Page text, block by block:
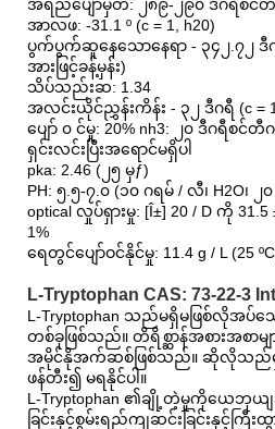
အရည်ပျော်မှတ်: ၂၈၉-၂၉၀ ဒီဂရီစင်
အာလဖ: -31.1 º (c = 1, h20)
ပွက်ပွက်ဆူနေသောနေရာ - ၃၄၂.၇၂
အားဖြင့်ခန့်မှန်း)
သိပ်သည်းဆ: 1.34
အလင်းယိုင်ညွှန်းကိန်း - ၃၂ ဒီဂရီ (c =
ပျော် ၀ င်မှု: 20% nh3: ၂၀ ဒီဂရီစင်
ရှင်းလင်းပြီးအရောင်မရှိပါ
pka: 2.46 (၂၅ မှƒ)
PH: ၅.၅-၇.၀ (၁၀ ဂရမ် / လီ၊ H2O၊ ၂၀
optical လှုပ်ရှားမှု: [Î±] 20 / D ကို
1%
ရေတွင်ပျော်ဝင်နိုင်မှု: 11.4 g / L (25
L-Tryptophan CAS: 73-22-3
L-Tryptophan သည်မရှိမဖြစ်လိုအပ်
တစ်ခုဖြစ်သည်။ တိရိစ္ဆာန်အစားအစာ
အမိုင်နိုအက်ဆစ်ဖြစ်သည်။ ဆိုလိုသည်မှ
ဖန်တီး၍ မရနိုင်ပါ။
L-Tryptophan ၏ချို့တဲ့မှုကိုယေဘုယျအ
ခြင်းနှင့်စွမ်းရည်ကျဆင်းခြင်းနှင့်ကြီး